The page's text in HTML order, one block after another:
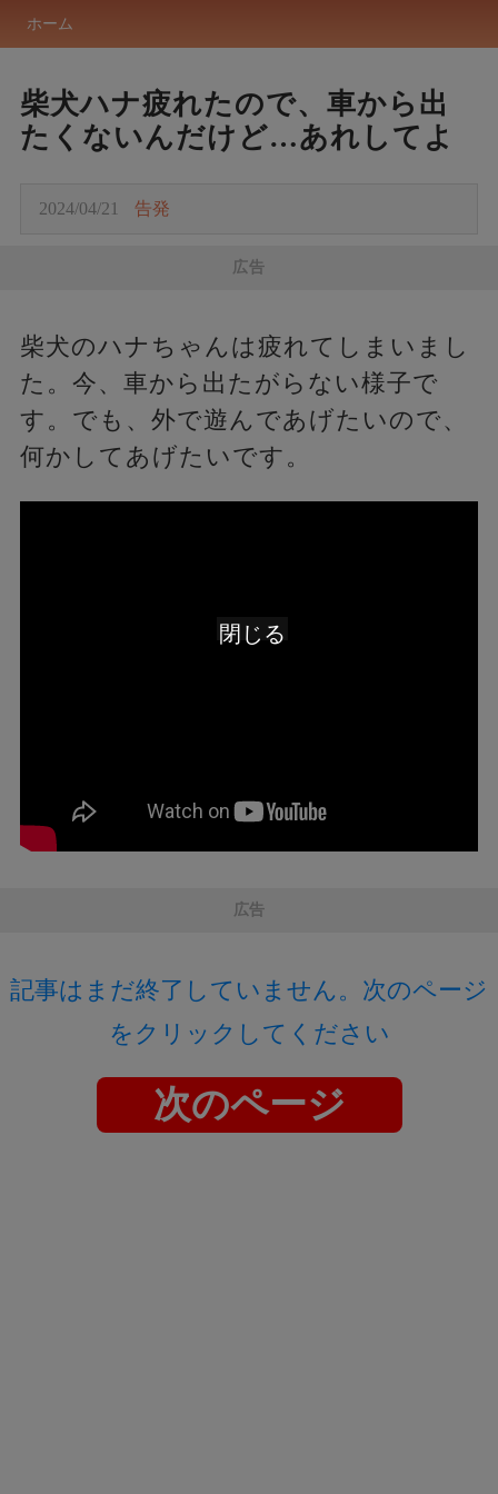
ホーム
柴犬ハナ疲れたので、車から出
たくないんだけど…あれしてよ
2024/04/21 告発
広告
柴犬のハナちゃんは疲れてしまいまし
た。今、車から出たがらない様子で
す。でも、外で遊んであげたいので、
何かしてあげたいです。
広告
記事はまだ終了していません。次のページ
をクリックしてください
次のページ
閉じる